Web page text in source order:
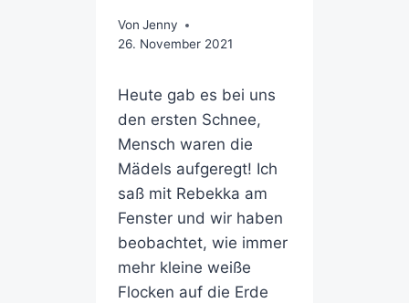
Von Jenny
26. November 2021
Heute gab es bei uns
den ersten Schnee,
Mensch waren die
Mädels aufgeregt! Ich
saß mit Rebekka am
Fenster und wir haben
beobachtet, wie immer
mehr kleine weiße
Flocken auf die Erde